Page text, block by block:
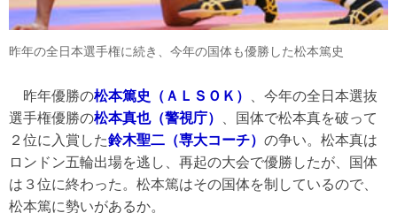
昨年の全日本選手権に続き、今年の国体も優勝した松本篤史
昨年優勝の松本篤史（ＡＬＳＯＫ）
、今年の全日本選抜
選手権優勝の松本真也（警視庁）
、国体で松本真を破って
２位に入賞した鈴木聖二（専大コーチ） の争い。松本真は
ロンドン五輪出場を逃し、再起の大会で優勝したが、国体
は３位に終わった。松本篤はその国体を制しているので、
松本篤に勢いがあるか。